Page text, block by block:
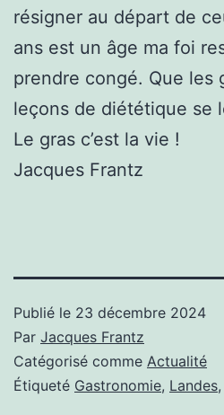
résigner au départ de
ans est un âge ma foi
prendre congé. Que les
leçons de diététique se
Le gras c’est la vie !
Jacques Frantz
Publié le 23 décembre 2024
Par Jacques Frantz
Catégorisé comme Actualité
Étiqueté Gastronomie, Landes,